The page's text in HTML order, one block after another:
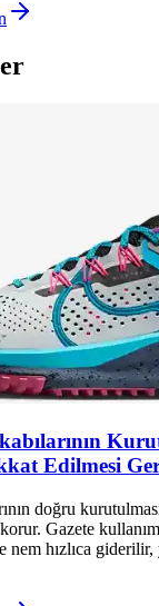
Edilmesi
doğru
Gazete
hızlıca giderilir,